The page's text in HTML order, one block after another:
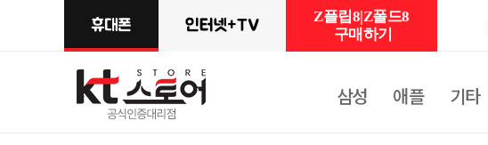
삼성 애플 기타
Z플립8|Z폴드8
구매하기